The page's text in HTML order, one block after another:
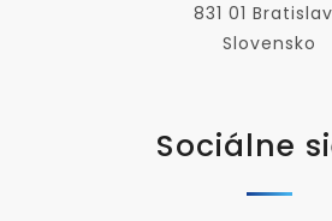
831 01
Slovensko
Sociálne